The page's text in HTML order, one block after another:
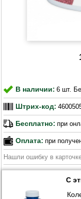
В наличии: 6 шт.
Штрих-код:
Бесплатно: при
Оплата: при
Нашли ошибку в
С